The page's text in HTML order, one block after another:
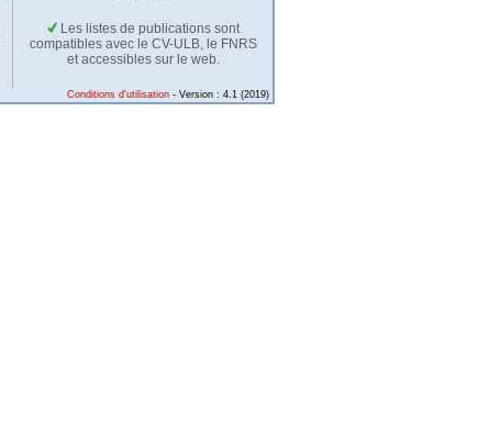
Les listes de publications sont
compatibles avec le CV-ULB, le FNRS
et accessibles sur le web.
Conditions d'utilisation - Version : 4.1 (2019)